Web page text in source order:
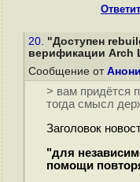
20. "Доступен
верификации Arch
Сообщение от
> вам придётся
тогда смысл
Заголовок
"для
помощи